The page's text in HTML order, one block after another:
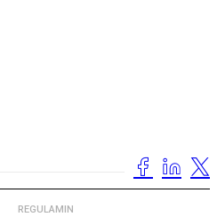
REGULAMIN